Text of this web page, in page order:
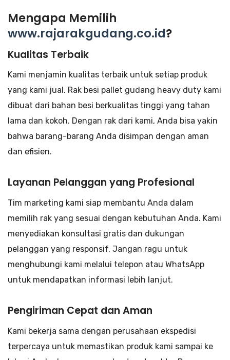
Mengapa Memilih
www.rajarakgudang.co.id?
Kualitas Terbaik
Kami menjamin kualitas terbaik untuk setiap produk
yang kami jual. Rak besi pallet gudang heavy duty kami
dibuat dari bahan besi berkualitas tinggi yang tahan
lama dan kokoh. Dengan rak dari kami, Anda bisa yakin
bahwa barang-barang Anda disimpan dengan aman
dan efisien.
Layanan Pelanggan yang Profesional
Tim marketing kami siap membantu Anda dalam
memilih rak yang sesuai dengan kebutuhan Anda. Kami
menyediakan konsultasi gratis dan dukungan
pelanggan yang responsif. Jangan ragu untuk
menghubungi kami melalui telepon atau WhatsApp
untuk mendapatkan informasi lebih lanjut.
Pengiriman Cepat dan Aman
Kami bekerja sama dengan perusahaan ekspedisi
terpercaya untuk memastikan produk kami sampai ke